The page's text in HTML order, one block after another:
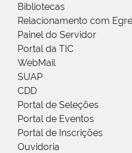
Bibliotecas
Relacionamento com
Painel do Servidor
Portal da TIC
WebMail
SUAP
CDD
Portal de Seleções
Portal de Eventos
Portal de Inscrições
Ouvidoria